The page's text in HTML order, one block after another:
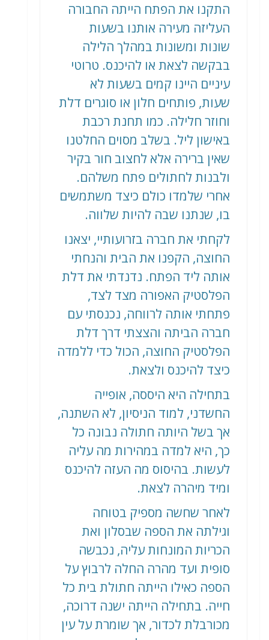
התקנו את הפתח הייתה החבורה
העליזה מעירה אותנו בשעות
שונות ומשונות במהלך הלילה
בבקשה לצאת או להיכנס. טרוטי
עיניים היינו קמים בשעות לא
שעות, פותחים חלון או סוגרים דלת
וחוזר חלילה. כמו תחנת רכבת
באישון ליל. בשלב מסוים החלטנו
שאין ברירה אלא לחצוב חור בקיר
ולבנות לחתולים פתח משלהם.
אחרי שלמדו כולם כיצד משתמשים
בו, שנתנו שבה להיות שלווה.
לקחתי את חברה בזרועותיי, יצאנו
החוצה, הקפנו את הבית והנחתי
אותה ליד הפתח. נדנדתי את דלת
הפלסטיק האפורה מצד לצד,
פתחתי אותה לרווחה, נכנסתי עם
חברה הביתה והצצתי דרך דלת
הפלסטיק החוצה, הכול כדי ללמדה
כיצד להיכנס ולצאת.
בתחילה היא היססה, אופייה
החשדני, למוד הניסיון, לא השתנה,
אך בשל היותה חתולה נבונה כל
כך, היא למדה במהירות מה עליה
לעשות. בהיסוס מה העזה להיכנס
ומיד מיהרה לצאת.
לאחר שחשה מספיק בטוחה
וגילתה את הספה שבסלון ואת
הכריות המונחות עליה, נכבשה
סופית ועד מהרה החלה לרבוץ על
הספה כאילו הייתה חתולת בית כל
חייה. בתחילה הייתה ישנה דרוכה,
מכורבלת לכדור, אך שומרת על עין